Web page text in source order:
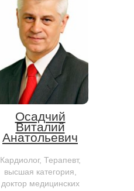
Осадчий
Виталий
Анатольевич
Кардиолог, Терапевт,
высшая категория,
доктор медицинских